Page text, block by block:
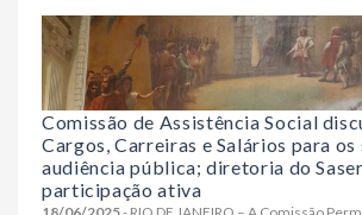
Comissão de Assistência Social
Cargos, Carreiras e Salários para
audiência pública; diretoria do
participação ativa